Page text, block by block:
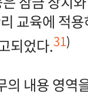
교육에 적
되었다.31)
내용 영역